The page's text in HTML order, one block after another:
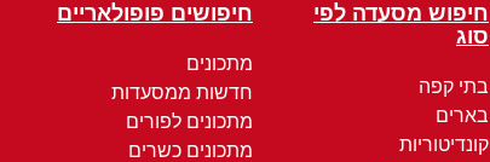
חיפוש מסעדה לפי
סוג
בתי קפה
בארים
קונדיטוריות
חיפושים פופולאריים
מתכונים
חדשות ממסעדות
מתכונים לפורים
מתכונים כשרים